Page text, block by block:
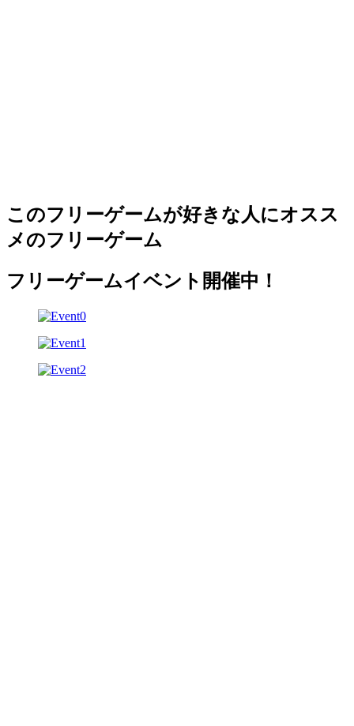
このフリーゲームが好きな人にオスス
メのフリーゲーム
フリーゲームイベント開催中！